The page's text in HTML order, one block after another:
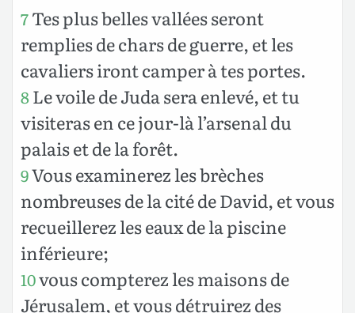
7Tes plus belles vallées seront
remplies de chars de guerre, et les
cavaliers iront camper à tes portes.
8Le voile de Juda sera enlevé, et tu
visiteras en ce jour-là l’arsenal du
palais et de la forêt.
9Vous examinerez les brèches
nombreuses de la cité de David, et vous
recueillerez les eaux de la piscine
inférieure;
10vous compterez les maisons de
Jérusalem, et vous détruirez des